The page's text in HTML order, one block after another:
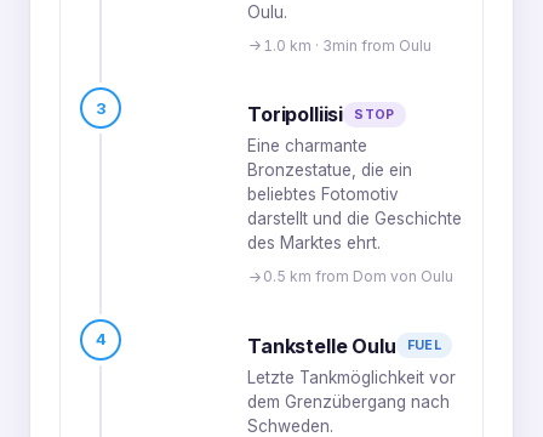
Oulu.
1.0 km · 3min from Oulu
3 Toripolliisi STOP
Eine charmante
Bronzestatue, die ein
beliebtes Fotomotiv
darstellt und die Geschichte
des Marktes ehrt.
0.5 km from Dom von Oulu
4 Tankstelle Oulu FUEL
Letzte Tankmöglichkeit vor
dem Grenzübergang nach
Schweden.